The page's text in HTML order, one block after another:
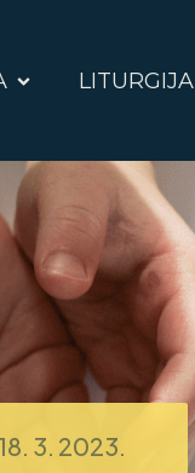
LITURGIJA
3. 2023.